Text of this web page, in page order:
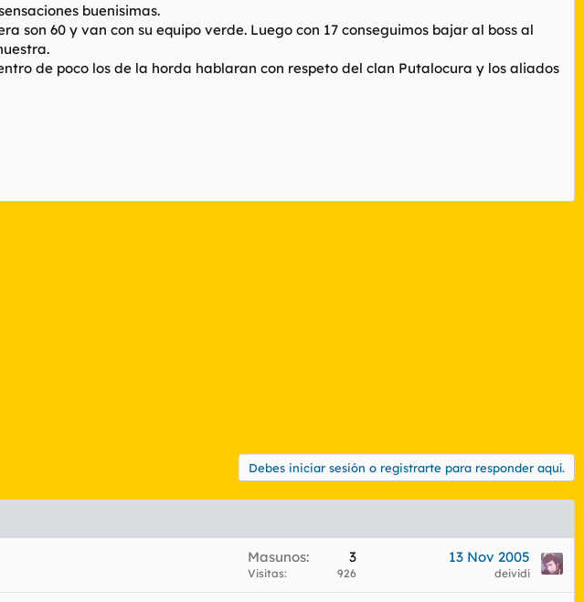
buenisimas.
son 60 y van con su equipo verde. Luego con 17 conseguimos bajar al boss al
de poco los de la horda hablaran con respeto del clan Putalocura y los aliados
Debes iniciar sesión o registrarte para responder aquí.
Masunos 3
Visitas 926
13 Nov 2005
deividi